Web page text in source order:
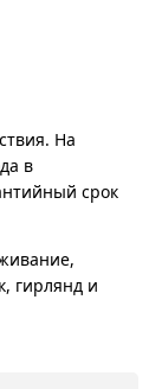
На
в
срок
гирлянд и